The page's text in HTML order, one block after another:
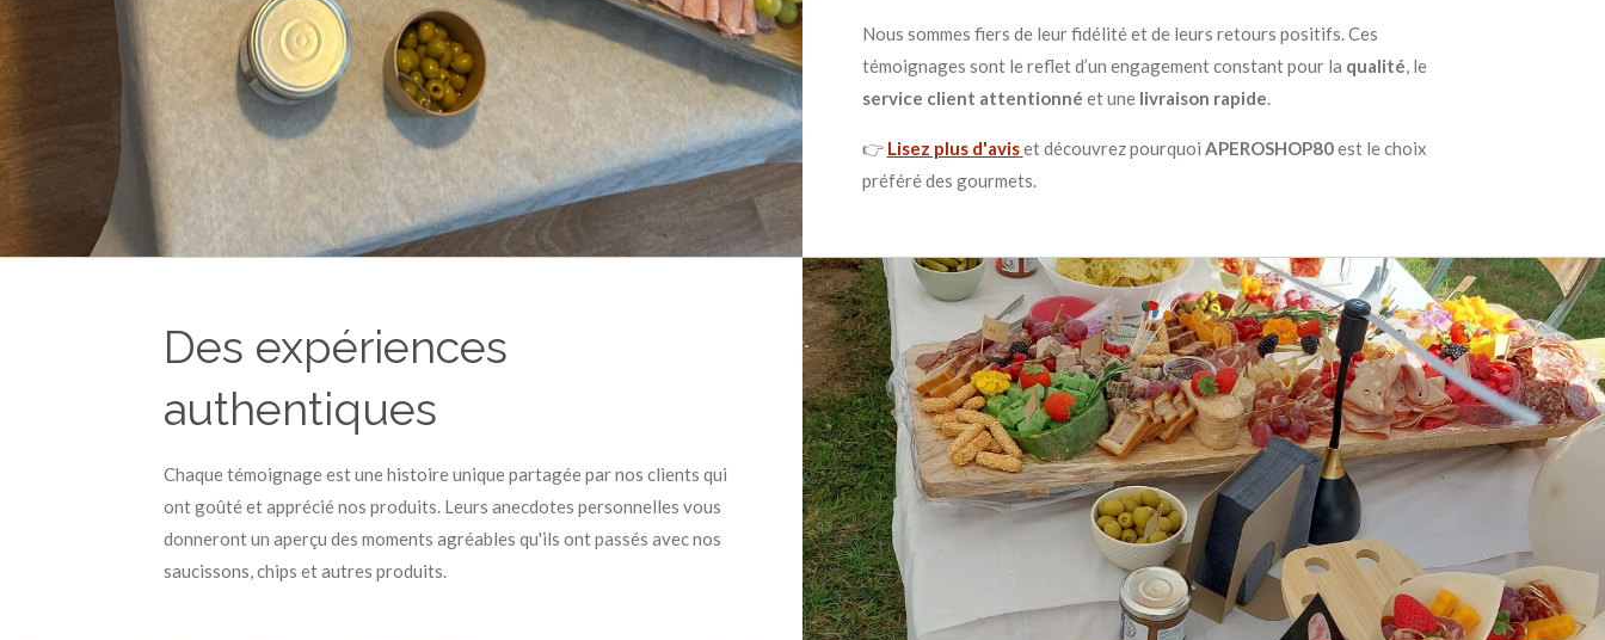
Nous sommes fiers de leur fidélité et de leurs retours positifs. Ces
témoignages sont le reflet d’un engagement constant pour la qualité, le
service client attentionné et une livraison rapide.
👉 Lisez plus d'aviset découvrez pourquoi APEROSHOP80est le choix
préféré des gourmets.
Des expériences
authentiques
Chaque témoignage est une histoire unique partagée par nos clients qui
ont goûté et apprécié nos produits. Leurs anecdotes personnelles vous
donneront un aperçu des moments agréables qu'ils ont passés avec nos
saucissons, chips et autres produits.